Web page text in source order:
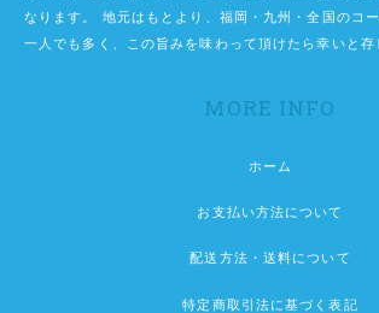
なります。 地元はもとより、福岡・九州・全国のコ
一人でも多く、この旨みを味わって頂けたら幸いと存
MORE INFO
ホーム
お支払い方法について
配送方法・送料について
特定商取引法に基づく表記